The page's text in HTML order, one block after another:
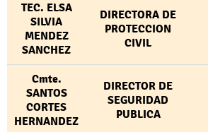
TEC. ELSA
SILVIA
MENDEZ
SANCHEZ
DIRECTORA DE
PROTECCION
CIVIL
Cmte.
SANTOS
CORTES
HERNANDEZ
DIRECTOR DE
SEGURIDAD
PUBLICA